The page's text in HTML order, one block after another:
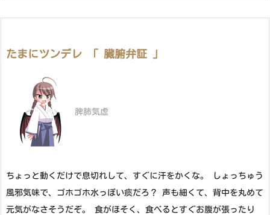
たまにツンデレ 「 臓腑弁証 」
脾肺気虚
ちょっと動くだけで息切れして、すぐに汗をかくな。 しょっちゅう
風邪気味で、ゴホゴホ水っぽい痰だろ？ 声も細くて、背中を丸めて
元気がなさそうだぞ。 食がほそく、食べるとすぐお腹が張ったり